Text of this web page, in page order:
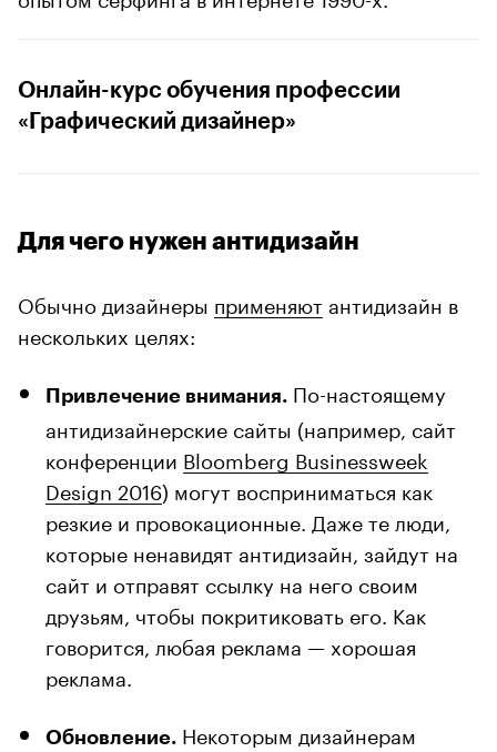
Онлайн-курс обучения профессии
«Графический дизайнер»
Для чего нужен антидизайн
Обычно дизайнеры применяютантидизайн в
нескольких целях:
Привлечение внимания. По-настоящему
антидизайнерские сайты (например, сайт
конференции Bloomberg Businessweek
Design 2016) могут восприниматься как
резкие и провокационные. Даже те люди,
которые ненавидят антидизайн, зайдут на
сайт и отправят ссылку на него своим
друзьям, чтобы покритиковать его. Как
говорится, любая реклама — хорошая
реклама.
Обновление. Некоторым дизайнерам